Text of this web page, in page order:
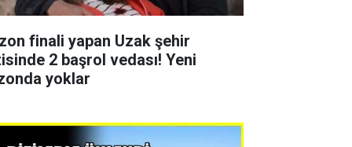
finali yapan Uzak şehir
2 başrol vedası! Yeni
yoklar